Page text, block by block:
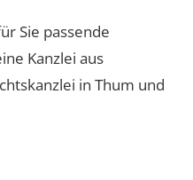
Sie passende
Kanzlei aus
in Thum und